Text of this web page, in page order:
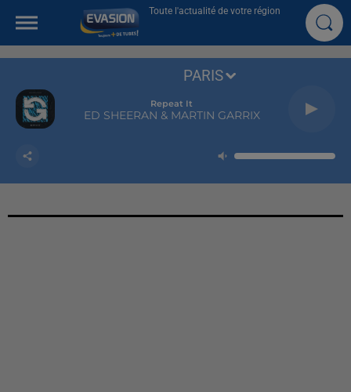
Toute l'actualité de votre région
Repeat It
ED SHEERAN & MARTIN GARRIX
PARIS